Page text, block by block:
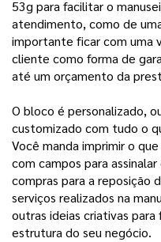
53g para facilitar o
atendimento, como de
importante ficar com uma
cliente como forma de
até um orçamento da
O bloco é personalizado,
customizado com tudo o
Você manda imprimir o
com campos para
compras para a reposição
serviços realizados na
outras ideias criativas
estrutura do seu negócio.